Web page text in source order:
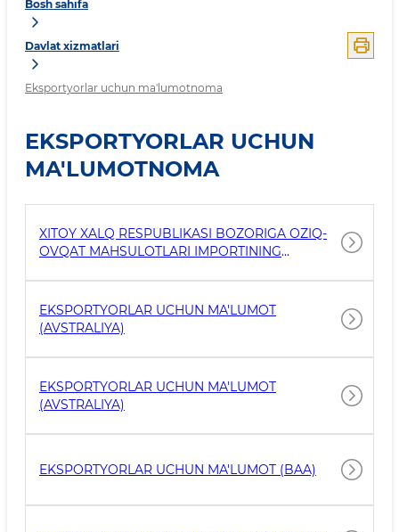
Bosh sahifa
Davlat xizmatlari
Eksportyorlar uchun ma'lumotnoma
EKSPORTYORLAR UCHUN
MA'LUMOTNOMA
XITOY XALQ RESPUBLIKASI BOZORIGA OZIQ-
OVQAT MAHSULOTLARI IMPORTINING
EKSPORTYORLAR UCHUN MA'LUMOT
(AVSTRALIYA)
EKSPORTYORLAR UCHUN MA'LUMOT
(AVSTRALIYA)
EKSPORTYORLAR UCHUN MA'LUMOT (BAA)